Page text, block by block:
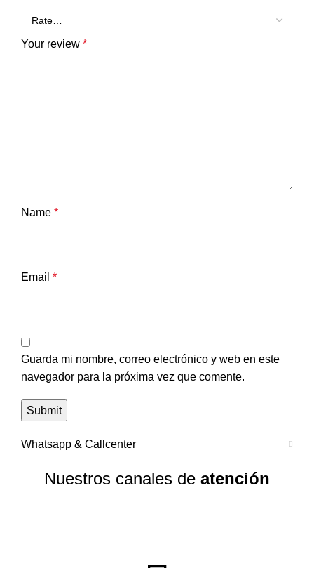
Your review *
Name *
Email *
Guarda mi nombre, correo electrónico y web en este
navegador para la próxima vez que comente.
Whatsapp & Callcenter
Nuestros canales de atención